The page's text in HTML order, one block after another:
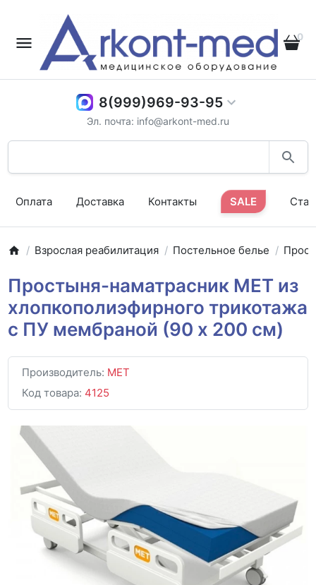
0
8(999)969-93-95
Эл. почта: info@arkont-med.ru
Оплата Доставка Контакты SALE
Взрослая реабилитация Постельное белье
Простыня-наматрасник MET из
хлопкополиэфирного трикотажа
с ПУ мембраной (90 x 200 см)
Производитель: MET
Код товара: 4125